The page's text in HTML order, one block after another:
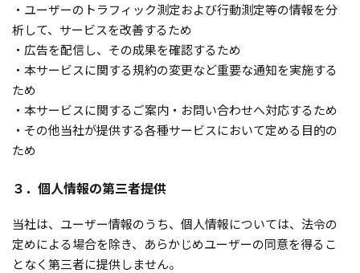
・ユーザーのトラフィック測定および行動測定等の情報を分
析して、サービスを改善するため
・広告を配信し、その成果を確認するため
・本サービスに関する規約の変更など重要な通知を実施する
ため
・本サービスに関するご案内・お問い合わせへ対応するため
・その他当社が提供する各種サービスにおいて定める目的の
ため
３．個人情報の第三者提供
当社は、ユーザー情報のうち、個人情報については、法令の
定めによる場合を除き、あらかじめユーザーの同意を得るこ
となく第三者に提供しません。